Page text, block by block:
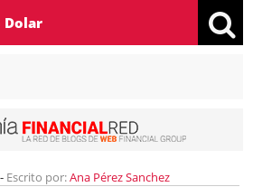
Dolar
- Escrito por:Ana Pérez Sanchez